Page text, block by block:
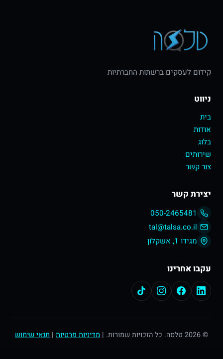
קידום לעסקים ברשתות החברתיות
ניווט
בית
אודות
בלוג
שירותים
צור קשר
יצירת קשר
050-2465481
tal@talsa.co.il
מגידו 1, אשקלון
עקבו אחרינו
© 2026 טלסה. כל הזכויות שמורות. | מדיניות פרטיות | תנאי שימוש